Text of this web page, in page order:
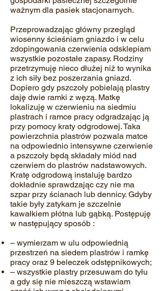
ważnym dla pasiek stacjonarnych.
Przeprowadzając główny przegląd
wiosenny ścieśniam gniazdo i w celu
zdopingowania czerwienia odsklepiam
wszystkie pozostałe zapasy. Rodziny
przetrzymuję nieco dłużej niż to wynika
z ich siły bez poszerzania gniazd.
Dopiero gdy pszczoły pobielają plastry
daję dwie ramki z węzą. Matkę
lokalizuję w czerwieniu na siedmiu
plastrach i ramce pracy odgradzając ją
przy pomocy kraty odgrodowej. Taka
powierzchnia plastrów pozwala matce
na odpowiednio intensywne czerwienie
a pszczoły będą składały miód nad
czerwiem do plastrów nadstawowych.
Kratę odgrodową instaluję bardzo
dokładnie sprawdzając czy nie ma
szpar przy ścianach lub dennicy. Gdyby
takie były zatykam je szczelnie
kawałkiem płótna lub gąbką. Postępuję
w następujący sposób :
– wymierzam w ulu odpowiednią
przestrzeń na siedem plastrów i ramkę
pracy oraz 9 beleczek odstępnikowych;
– wszystkie plastry przesuwam do tyłu
a gdy się nie mieszczą wstawiam